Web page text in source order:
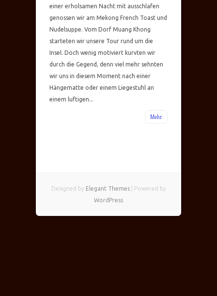
einer erholsamen Nacht mit ausschlafen
genossen wir am Mekong French Toast und
Nudelsuppe. Vom Dorf Muang Khong
starteten wir unsere Tour rund um die
Insel. Doch wenig motiviert kurvten wir
durch die Gegend, denn viel mehr sehnten
wir uns in diesem Moment nach einer
Hängematte oder einem Liegestuhl an
einem luftigen...
Mehr
Designed by Elegant Themes| Powered by
WordPress